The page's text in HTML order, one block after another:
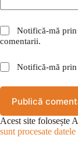
Notifică-mă prin
comentarii.
Notifică-mă
Publică
Acest site folosește
sunt procesate